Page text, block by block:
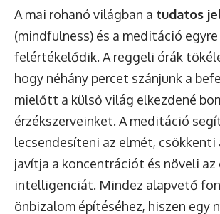
A mai rohanó világban a tudatos
(mindfulness) és a meditáció
felértékelődik. A reggeli órák
hogy néhány percet szánjunk a
mielőtt a külső világ elkezdené
érzékszerveinket. A meditáció
lecsendesíteni az elmét, csökkenti
javítja a koncentrációt és növeli az
intelligenciát. Mindez alapvető
önbizalom építéséhez, hiszen egy